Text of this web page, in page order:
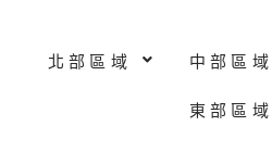
北部區域 中部區域
東部區域